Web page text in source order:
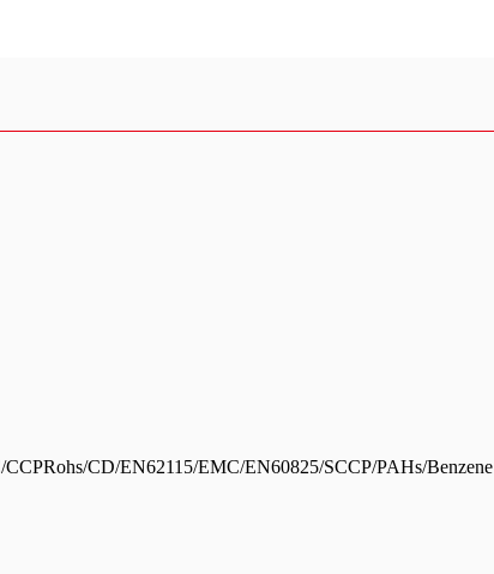
CD/EN62115/EMC/EN60825/SCCP/PAHs/Benzene